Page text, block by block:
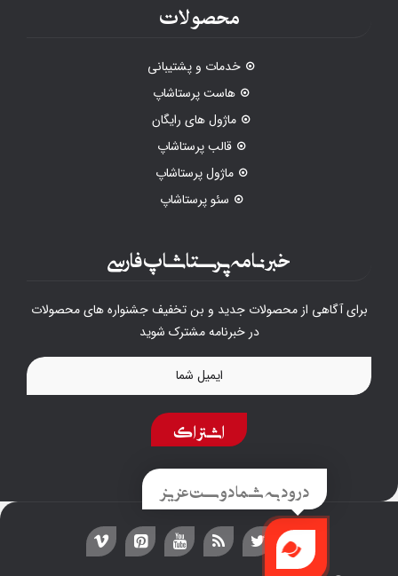
محصولات
خدمات و پشتیبانی
هاست پرستاشاپ
ماژول های رایگان
قالب پرستاشاپ
ماژول پرستاشاپ
سئو پرستاشاپ
خبرنامه پرستاشاپ فارسی
برای آگاهی از محصولات جدید و بن تخفیف جشنواره های محصولات
در خبرنامه مشترک شوید
اشتراک
درود به شما دوست عزیز